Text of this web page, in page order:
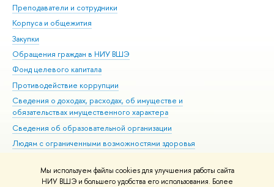
Мы используем файлы cookies для улучшения работы сайта
НИУ ВШЭ и большего удобства его использования. Более
Преподаватели и сотрудники
Корпуса и общежития
Закупки
Обращения граждан в НИУ ВШЭ
Фонд целевого капитала
Противодействие коррупции
Сведения о доходах, расходах, об имуществе и
обязательствах имущественного характера
Сведения об образовательной организации
Людям с ограниченными возможностями здоровья
Работа в Вышке